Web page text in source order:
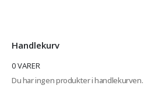
Handlekurv
0 VARER
Du har ingen produkter i handlekurven.